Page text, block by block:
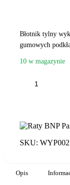
Błotnik tylny
gumowych
10 w magazynie
FLAP
SKU:
Opis